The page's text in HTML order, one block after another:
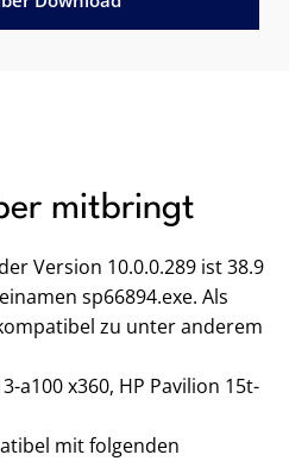
mitbringt
Version 10.0.0.289 ist 38.9
sp66894.exe. Als
zu unter anderem
a100 x360, HP Pavilion 15t-
mit folgenden